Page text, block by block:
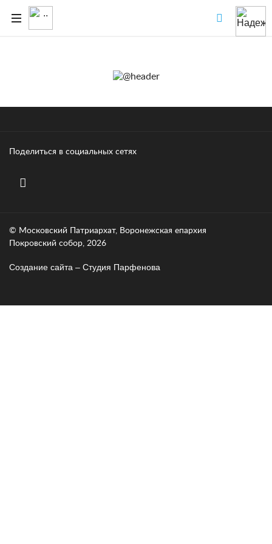
Поделиться в социальных сетях
© Московский Патриархат, Воронежcкая епархия
Покровский собор, 2026
Создание сайта – Cтудия Парфенова